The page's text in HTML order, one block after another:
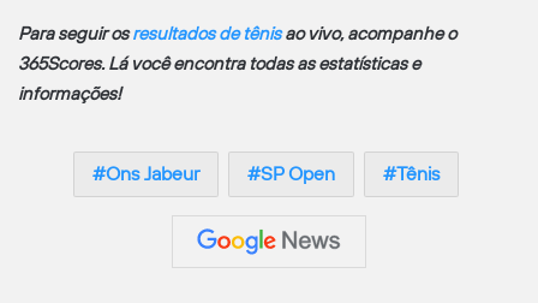
Para seguir osresultados de tênisao vivo, acompanhe o
365Scores. Lá você encontra todas as estatísticas e
informações!
Ons Jabeur SP Open Tênis